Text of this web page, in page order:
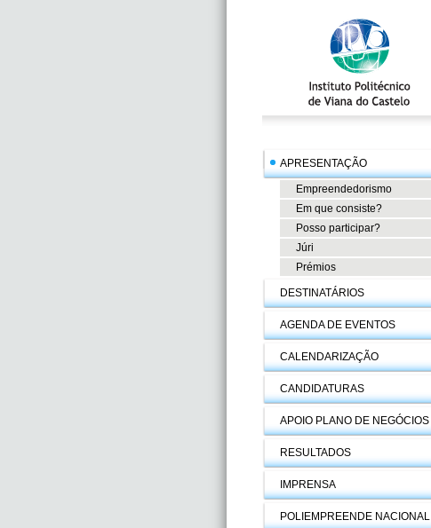
APRESENTAÇÃO
Empreendedorismo
Em que consiste?
Posso participar?
Júri
Prémios
DESTINATÁRIOS
AGENDA DE EVENTOS
CALENDARIZAÇÃO
CANDIDATURAS
APOIO PLANO DE NEGÓCIOS
RESULTADOS
IMPRENSA
POLIEMPREENDE NACIONAL